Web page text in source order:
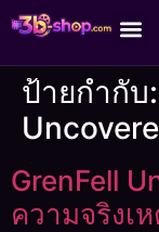
ป้ายกำกั
GrenFell
ความจริงเ